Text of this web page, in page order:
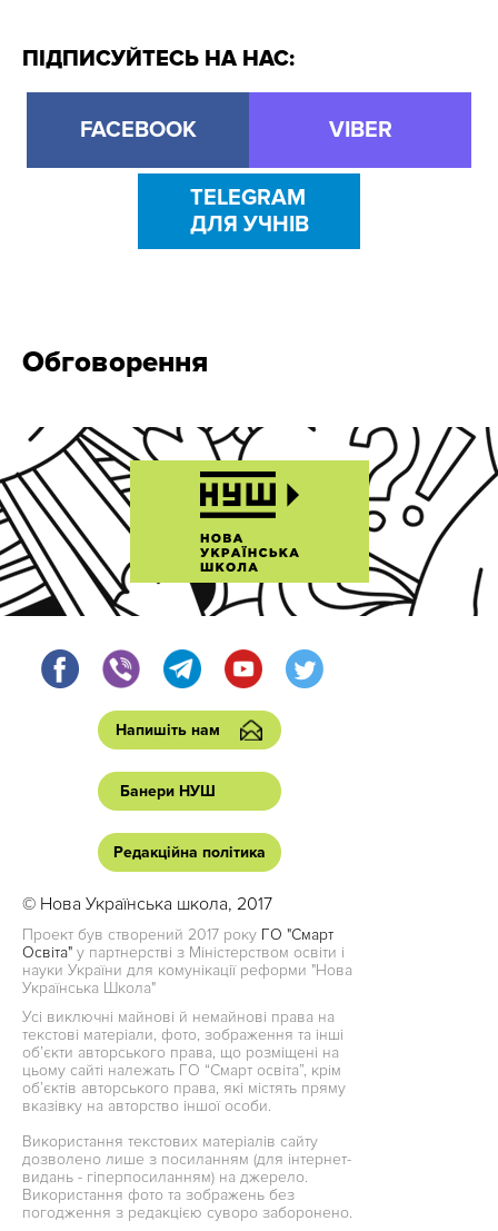
ПІДПИСУЙТЕСЬ НА НАС:
FACEBOOK VIBER
TELEGRAM
ДЛЯ УЧНІВ
Обговорення
Напишіть нам
Банери НУШ
Редакційна політика
© Нова Українська школа, 2017
Проект був створений 2017 року ГО "Смарт
Освіта" у партнерстві з Міністерством освіти і
науки України для комунікації реформи "Нова
Українська Школа"
Усі виключні майнові й немайнові права на
текстові матеріали, фото, зображення та інші
об’єкти авторського права, що розміщені на
цьому сайті належать ГО “Смарт освіта”, крім
об’єктів авторського права, які містять пряму
вказівку на авторство іншої особи.
Використання текстових матеріалів сайту
дозволено лише з посиланням (для інтернет-
видань - гіперпосиланням) на джерело.
Використання фото та зображень без
погодження з редакцією суворо заборонено.